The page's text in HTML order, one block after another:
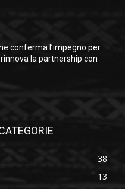
conferma l’impegno per
rinnova la partnership con
38
13